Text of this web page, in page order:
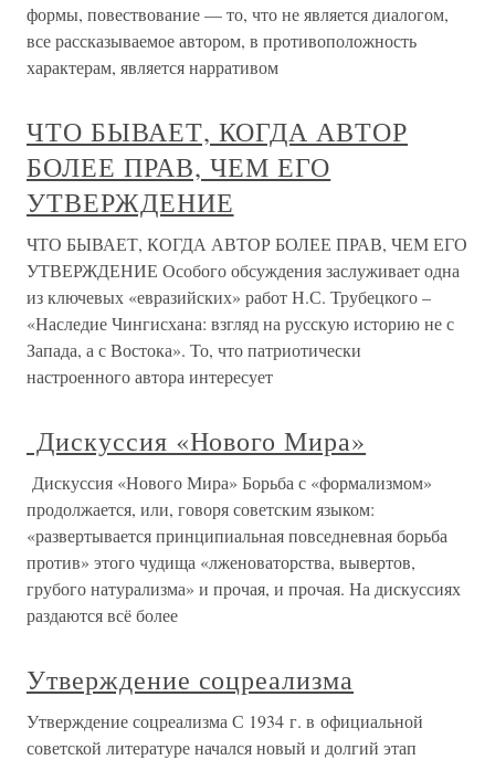
формы, повествование — то, что не является диалогом,
все рассказываемое автором, в противоположность
характерам, является нарративом
ЧТО БЫВАЕТ, КОГДА АВТОР
БОЛЕЕ ПРАВ, ЧЕМ ЕГО
УТВЕРЖДЕНИЕ
ЧТО БЫВАЕТ, КОГДА АВТОР БОЛЕЕ ПРАВ, ЧЕМ ЕГО
УТВЕРЖДЕНИЕ Особого обсуждения заслуживает одна
из ключевых «евразийских» работ Н.С. Трубецкого –
«Наследие Чингисхана: взгляд на русскую историю не с
Запада, а с Востока». То, что патриотически
настроенного автора интересует
Дискуссия «Нового Мира»
Дискуссия «Нового Мира» Борьба с «формализмом»
продолжается, или, говоря советским языком:
«развертывается принципиальная повседневная борьба
против» этого чудища «лженоваторства, вывертов,
грубого натурализма» и прочая, и прочая. На дискуссиях
раздаются всё более
Утверждение соцреализма
Утверждение соцреализма С 1934 г. в официальной
советской литературе начался новый и долгий этап